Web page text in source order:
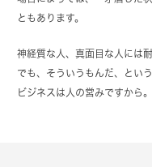
ともあります。
神経質な人、真面目な人には
でも、そういうもんだ、とい
ビジネスは人の営みですから。